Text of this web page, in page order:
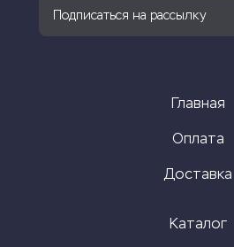
Главная
Оплата
Доставка
Каталог